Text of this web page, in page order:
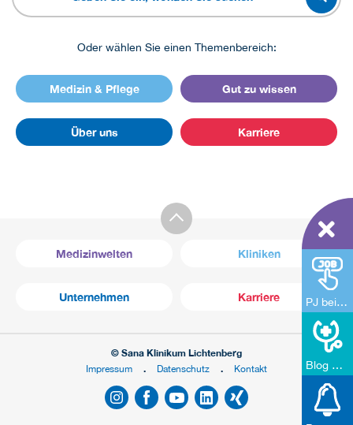
Oder wählen Sie einen Themenbereich:
Medizin & Pflege Gut zu wissen
Über uns Karriere
PJ bei uns
Blog Schmerz bewegt
Medizinwelten Kliniken
Unternehmen Karriere
© Sana Klinikum Lichtenberg
Impressum
Datenschutz Kontakt